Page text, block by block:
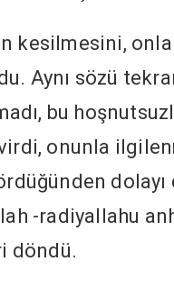
kesilmesini,
Aynı sözü
bu
onunla
-radiyallahu
döndü.